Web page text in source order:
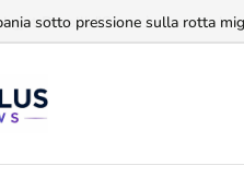
Pacolli: "Se sarà revocata la